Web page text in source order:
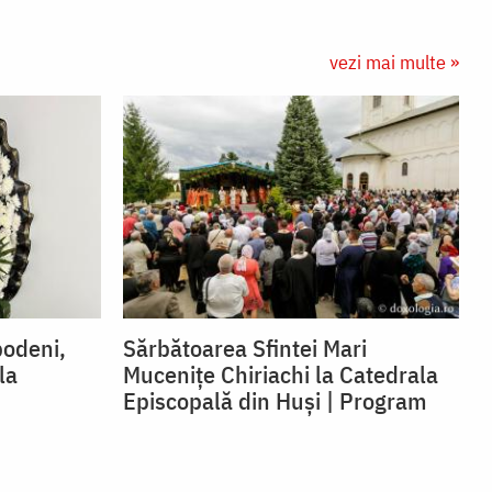
vezi mai multe »
Sărbătoarea Sfintei Mari
Mucenițe Chiriachi la Catedrala
Episcopală din Huși | Program